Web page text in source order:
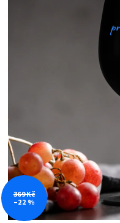
hvězdiček.
369 Kč
–22 %